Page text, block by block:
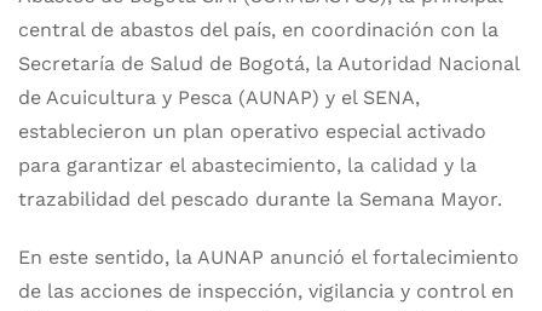
central de abastos del país, en coordinación con la
Secretaría de Salud de Bogotá, la Autoridad Nacional
de Acuicultura y Pesca (AUNAP) y el SENA,
establecieron un plan operativo especial activado
para garantizar el abastecimiento, la calidad y la
trazabilidad del pescado durante la Semana Mayor.
En este sentido, la AUNAP anunció el fortalecimiento
de las acciones de inspección, vigilancia y control en